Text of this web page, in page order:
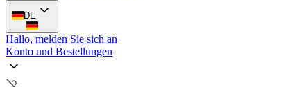
DE
Hallo, melden Sie sich an
Konto und Bestellungen